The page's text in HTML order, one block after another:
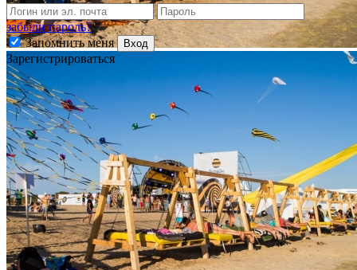
забыли пароль?
Запомнить меня
Вход
Зарегистрироваться